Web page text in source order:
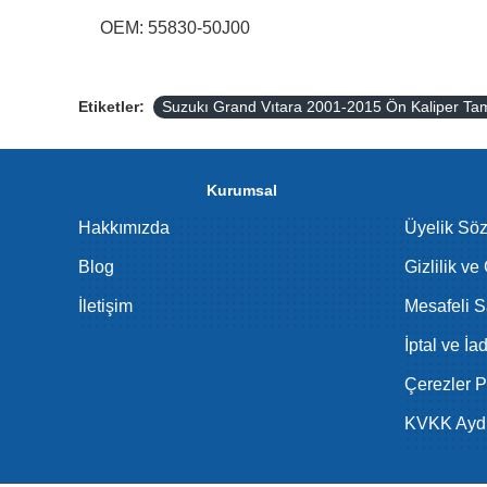
OEM: 55830-50J00
Etiketler: Suzukı Grand Vıtara 2001-2015 Ön Kaliper
Kurumsal
Hakkımızda
Blog
İletişim
Üyelik
Gizlilik ve
Mesafeli
İptal ve
Çerezler
KVKK